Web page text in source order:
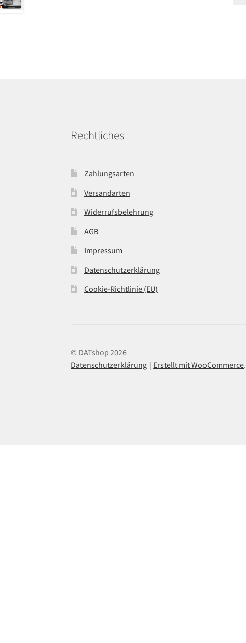
Rechtliches
Zahlungsarten
Versandarten
Widerrufsbelehrung
AGB
Impressum
Datenschutzerklärung
Cookie-Richtlinie (EU)
© DATshop 2026
Datenschutzerklärung
Erstellt mit WooCommerce.